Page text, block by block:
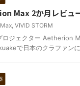
Max 2か月レビュ
, VIVID STORM
ロジェクター Aetherion
で日本のクラファン